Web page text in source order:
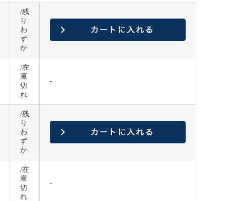
/残
り
わ
ず
か
/在
庫
切
れ
-
/残
り
わ
ず
か
/在
庫
切
れ
-